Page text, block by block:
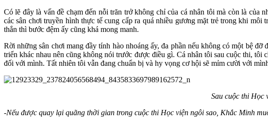
Có lẽ đây là vấn đề chạm đến nỗi trăn trở không chỉ của cá nhân tôi mà còn là
các sân chơi truyền hình thực tế cung cấp ra quá nhiều gương mặt trẻ trong khi
thắn thì bước đệm ấy cũng khá mong manh.
Rời những sân chơi mang đầy tính hào nhoáng ấy, đa phần nếu không có một bệ
triển khác nhau nên cũng không nói trước được điều gì. Cá nhân tôi sau cuộc thi,
đối với mình. Tất nhiên tôi vẫn đang chuẩn bị và hy vọng cơ hội sẽ mỉm cười với
Sau cuộc thi Học
-Nếu được quay lại quãng thời gian trong cuộc thi Học viện ngôi sao, Khắc Minh